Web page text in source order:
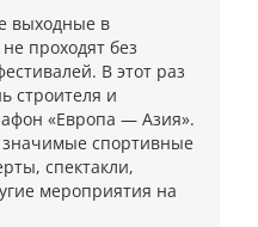
выходные в
проходят без
В этот раз
строителя и
«Европа — Азия».
спортивные
спектакли,
мероприятия на